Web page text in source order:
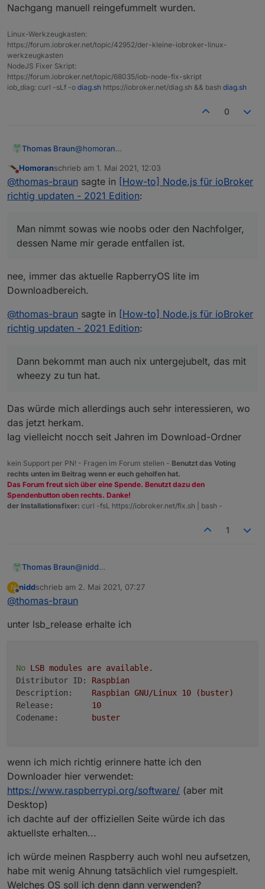
das image vonraspberrypi.org
ist das Betriebssystem
Nachgang manuell reingefummelt wurden.
Linux-Werkzeugkasten:
https://forum.iobroker.net/topic/42952/der-kleine-iobroker-linux-
werkzeugkasten
NodeJS Fixer Skript:
https://forum.iobroker.net/topic/68035/iob-node-fix-skript
iob_diag: curl -sLf -o diag.sh https://iobroker.net/diag.sh && bash diag.sh
0
Thomas Braun@homoran
Man nimmt sowas wie noobs oder den
Nachfolger, dessen Name mir gerade entfallen
ist. Dann bekommt man auch nix untergejubelt,
Einträge da im Nachgang manuell
reingefummelt wurden.
Nicht stören
Homoranschrieb am 1. Mai 2021, 12:03
zuletzt editiert von
@thomas-braun sagte in [How-to] Node.js für ioBroker
richtig updaten - 2021 Edition:
Man nimmt sowas wie noobs oder den Nachfolger,
dessen Name mir gerade entfallen ist.
nee, immer das aktuelle RapberryOS lite im
Downloadbereich.
@thomas-braun sagte in [How-to] Node.js für ioBroker
richtig updaten - 2021 Edition:
Dann bekommt man auch nix untergejubelt, das mit
wheezy zu tun hat.
Das würde mich allerdings auch sehr interessieren, wo
das jetzt herkam.
lag vielleicht nocch seit Jahren im Download-Ordner
kein Support per PN! - Fragen im Forum stellen - Benutzt das Voting
rechts unten im Beitrag wenn er euch geholfen hat.
Das Forum freut sich über eine Spende. Benutzt dazu den
Spendenbutton oben rechts. Danke!
der Installationsfixer: curl -fsL https://iobroker.net/fix.sh | bash -
1
Thomas Braun@nidd
Welches Image hast du denn da jetzt erwischt?
löschen, das ist toter Quatsch.
N
Offline
niddschrieb am 2. Mai 2021, 07:27
zuletzt editiert von
@thomas-braun
unter lsb_release erhalte ich
No LSB modules are available.
Distributor ID:
Raspbian
Description:
Raspbian GNU/Linux 10
(buster)
Release:
10
Codename:
buster
wenn ich mich richtig erinnere hatte ich den
Downloader hier verwendet:
https://www.raspberrypi.org/software/ (aber mit
Desktop)
ich dachte auf der offiziellen Seite würde ich das
aktuellste erhalten...
ich würde meinen Raspberry auch wohl neu aufsetzen,
habe mit wenig Ahnung tatsächlich viel rumgespielt.
Welches OS soll ich denn dann verwenden?